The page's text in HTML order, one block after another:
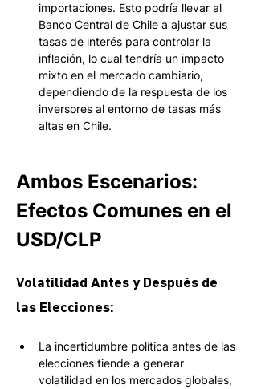
importaciones. Esto podría llevar al
Banco Central de Chile a ajustar sus
tasas de interés para controlar la
inflación, lo cual tendría un impacto
mixto en el mercado cambiario,
dependiendo de la respuesta de los
inversores al entorno de tasas más
altas en Chile.
Ambos Escenarios:
Efectos Comunes en el
USD/CLP
Volatilidad Antes y Después de
las Elecciones:
La incertidumbre política antes de las
elecciones tiende a generar
volatilidad en los mercados globales,